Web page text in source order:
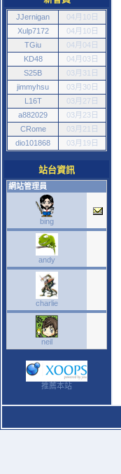
JJernigan
04月10日
Xulp7172
04月10日
TGiu
04月04日
KD48
04月03日
S25B
03月31日
jimmyhsu
03月30日
L16T
03月27日
a882029
03月23日
CRome
03月21日
dio101868
03月19日
站台資訊
網站管理員
bing
andy
charlie
neil
推薦本站